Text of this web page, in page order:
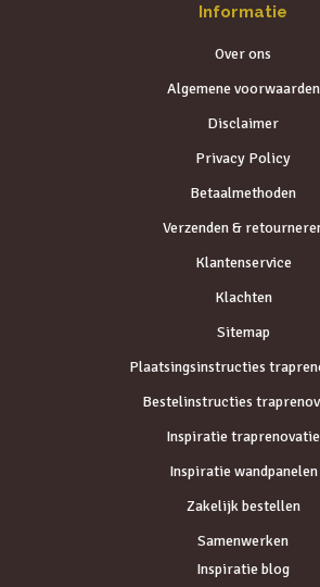
Informatie
Over ons
Algemene voorwaarden
Disclaimer
Privacy Policy
Betaalmethoden
Verzenden &
Klantenservice
Klachten
Sitemap
Plaatsingsinstructies
Bestelinstructies
Inspiratie traprenovatie
Inspiratie wandpanelen
Zakelijk bestellen
Samenwerken
Inspiratie blog